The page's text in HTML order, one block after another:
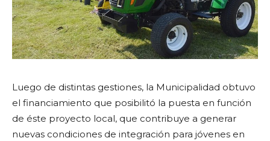
Luego de distintas gestiones, la Municipalidad obtuvo
el financiamiento que posibilitó la puesta en función
de éste proyecto local, que contribuye a generar
nuevas condiciones de integración para jóvenes en